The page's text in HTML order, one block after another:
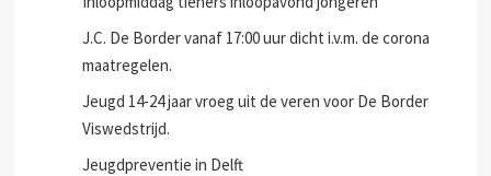
J.C. De Border vanaf 17:00 uur dicht i.v.m. de corona
maatregelen.
Jeugd 14-24 jaar vroeg uit de veren voor De Border
Viswedstrijd.
Jeugdpreventie in Delft